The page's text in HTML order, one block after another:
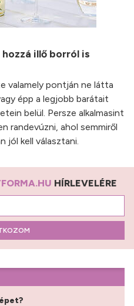
illő borról is
valamely pontján ne látta
épp a legjobb barátait
belül. Persze alkalmasint
randevúzni, ahol semmiről
jól kell választani.
HÍRLEVELÉRE